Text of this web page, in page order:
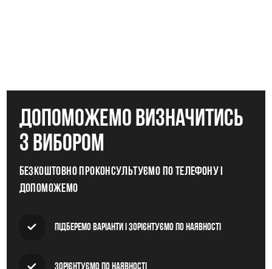
допоможемо визначитись
з вибором
Безкоштовно проконсультуємо по телефону і
допоможемо
Підберемо варіанти і зорієнтуємо по наявності
Зорієнтуємо по наявності